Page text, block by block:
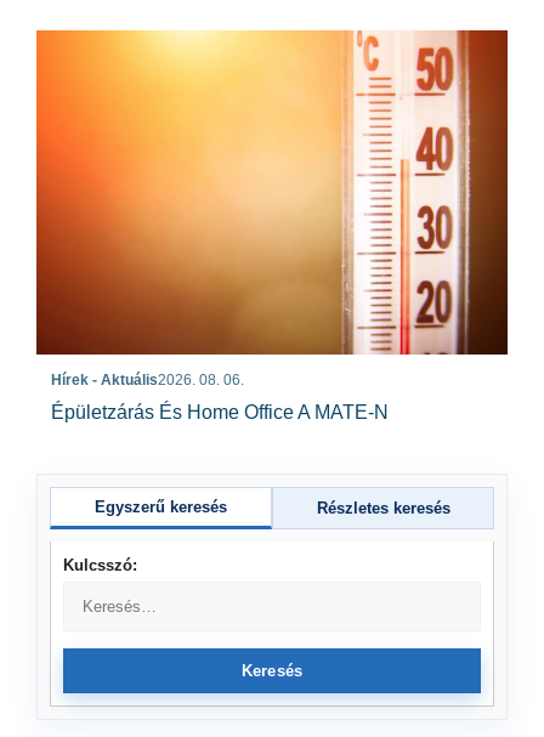
Hírek - Aktuális2026. 08. 06.
Épületzárás És Home Office A MATE-N
Egyszerű keresés Részletes keresés
Kulcsszó:
Keresés